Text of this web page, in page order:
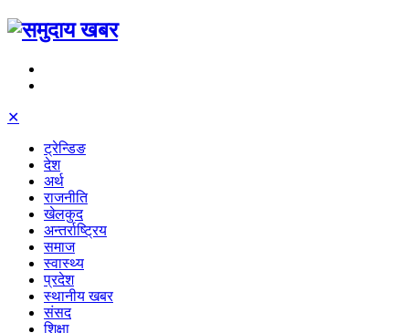
✕
ट्रेन्डिङ
देश
अर्थ
राजनीति
खेलकुद
अन्तर्राष्ट्रिय
समाज
स्वास्थ्य
प्रदेश
स्थानीय खबर
संसद
शिक्षा